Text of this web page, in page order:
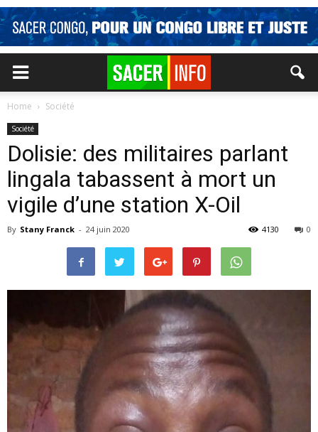
Home Société
Société
Dolisie: des militaires parlant
lingala tabassent à mort un
vigile d’une station X-Oil
By Stany Franck - 24 juin 2020 0
4130